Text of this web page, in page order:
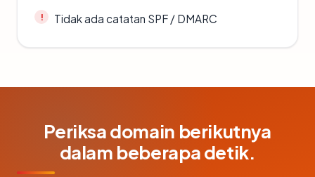
Tidak ada catatan SPF / DMARC
Periksa domain berikutnya
dalam beberapa detik.